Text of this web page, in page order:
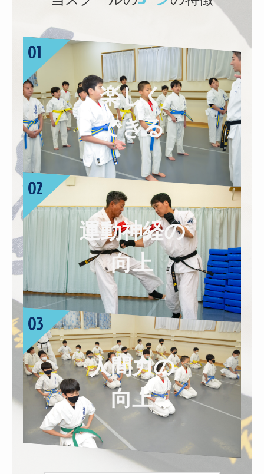
楽しく
できる
運動神経の
向上
人間力の
向上